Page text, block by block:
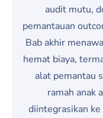
audit mutu,
pemantauan
Bab akhir
hemat biaya,
alat pemantau
ramah anak
diintegrasikan